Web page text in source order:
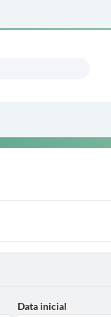
Data inicial